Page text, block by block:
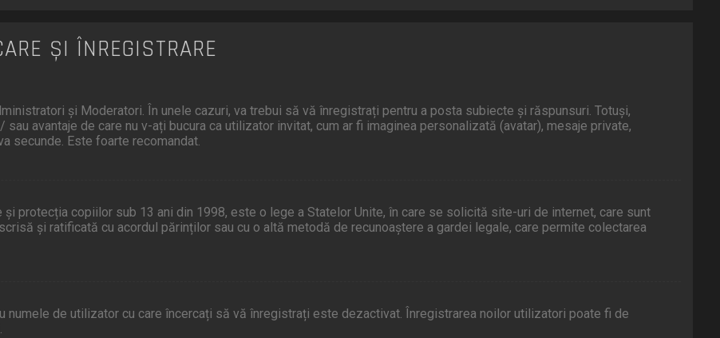
ȘI ÎNREGISTRARE
și Moderatori. În unele cazuri, va trebui să vă înregistrați pentru a posta subiecte și răspunsuri. Totuși,
avantaje de care nu v-ați bucura ca utilizator invitat, cum ar fi imaginea personalizată (avatar), mesaje private,
secunde. Este foarte recomandat.
protecția copiilor sub 13 ani din 1998, este o lege a Statelor Unite, în care se solicită site-uri de internet, care sunt
și ratificată cu acordul părinților sau cu o altă metodă de recunoaștere a gardei legale, care permite colectarea
de utilizator cu care încercați să vă înregistrați este dezactivat. Înregistrarea noilor utilizatori poate fi de